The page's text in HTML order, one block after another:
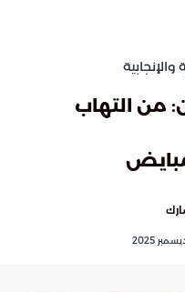
من التهاب